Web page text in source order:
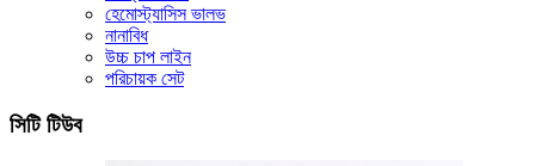
হেমোস্ট্যাসিস ভালভ
নানাবিধ
উচ্চ চাপ লাইন
পরিচায়ক সেট
সিটি টিউব